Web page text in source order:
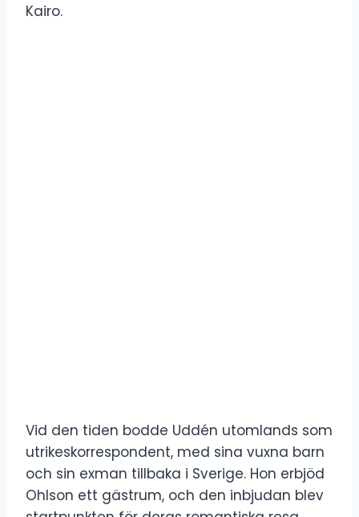
Kairo.
Vid den tiden bodde Uddén utomlands som
utrikeskorrespondent, med sina vuxna barn
och sin exman tillbaka i Sverige. Hon erbjöd
Ohlson ett gästrum, och den inbjudan blev